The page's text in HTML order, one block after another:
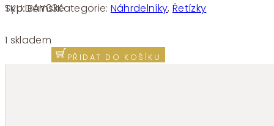
SKU:BAY03Kategorie: Náhrdelníky,Řetízky
Typ:Dámské
1 sklademchirurgická
ocelPŘIDAT DO KOŠÍKU